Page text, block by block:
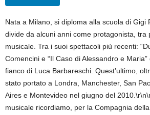
Nata a Milano, si diploma alla scuola di Gigi
divide da alcuni anni come protagonista, tra
musicale. Tra i suoi spettacoli più recenti:
Comencini e “Il Caso di Alessandro e
fianco di Luca Barbareschi. Quest’ultimo,
stato portato a Londra, Manchester, San
Aires e Montevideo nel giugno del
musicale ricordiamo, per la Compagnia